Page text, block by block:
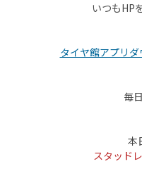
いつもHP
タイヤ館アプリ
毎
本
スタッド